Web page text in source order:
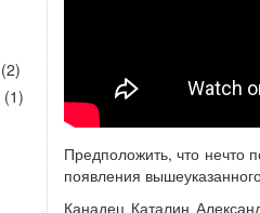
Предположить, что нечто
появления
Канадец Каталин
(2)
(1)